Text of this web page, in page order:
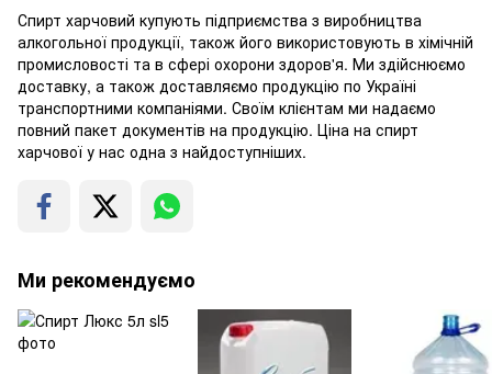
Спирт харчовий купують підприємства з виробництва
алкогольної продукції, також його використовують в хімічній
промисловості та в сфері охорони здоров'я. Ми здійснюємо
доставку, а також доставляємо продукцію по Україні
транспортними компаніями. Своїм клієнтам ми надаємо
повний пакет документів на продукцію. Ціна на спирт
харчової у нас одна з найдоступніших.
Ми рекомендуємо